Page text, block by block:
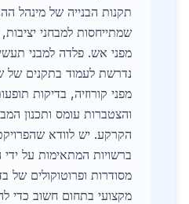
תקנות הבנייה של מינהל
שמתייחסות למבחני
מפני אש. פלדה למבני
נדרשת לעמוד בתקנים של
מפני קורוזיה, בדיקות
והצטברות עומס ותכנון
הקרקע. יש לוודא
ברשויות המתאימות על ידי
מסודרות ופרוטוקולים של
מקצועי בתחום חשוב כדי